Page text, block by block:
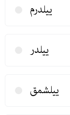
ییلدرم
ییلدر
ییلشمق